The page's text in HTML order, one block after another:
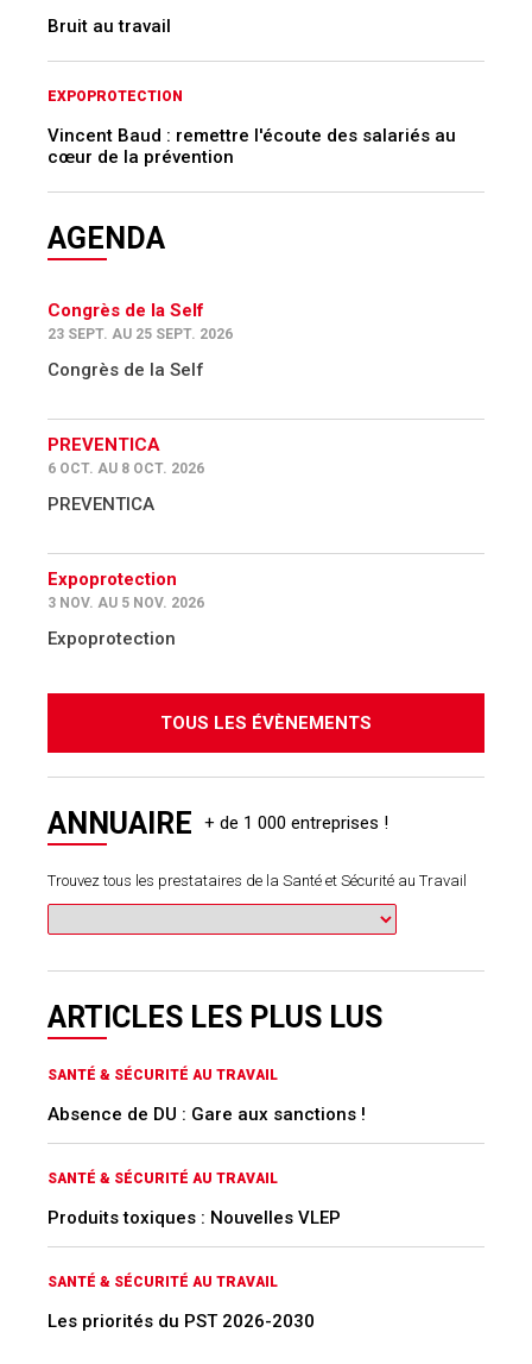
Bruit au travail
EXPOPROTECTION
Vincent Baud : remettre l'écoute des salariés au
cœur de la prévention
AGENDA
Congrès de la Self
23 SEPT. AU 25 SEPT. 2026
Congrès de la Self
PREVENTICA
6 OCT. AU 8 OCT. 2026
PREVENTICA
Expoprotection
3 NOV. AU 5 NOV. 2026
Expoprotection
TOUS LES ÉVÈNEMENTS
ANNUAIRE
Trouvez tous les prestataires de la Santé et Sécurité au Travail
ARTICLES LES PLUS LUS
SANTÉ & SÉCURITÉ AU TRAVAIL
Absence de DU : Gare aux sanctions !
SANTÉ & SÉCURITÉ AU TRAVAIL
Produits toxiques : Nouvelles VLEP
SANTÉ & SÉCURITÉ AU TRAVAIL
Les priorités du PST 2026-2030